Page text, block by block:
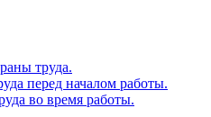
труда.
перед началом работы.
во время работы.